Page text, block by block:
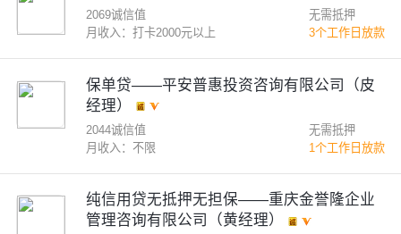
2069诚信值
月收入：打卡2000元以上
无需抵押
3个工作日放款
保单贷——平安普惠投资咨询有限公司（皮
经理）
2044诚信值
月收入：不限
无需抵押
1个工作日放款
纯信用贷无抵押无担保——重庆金誉隆企业
管理咨询有限公司（黄经理）